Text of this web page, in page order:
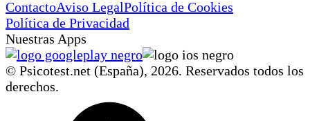
ContactoAviso LegalPolítica de Cookies
Política de Privacidad
Nuestras Apps
© Psicotest.net (España), 2026. Reservados todos los
derechos.